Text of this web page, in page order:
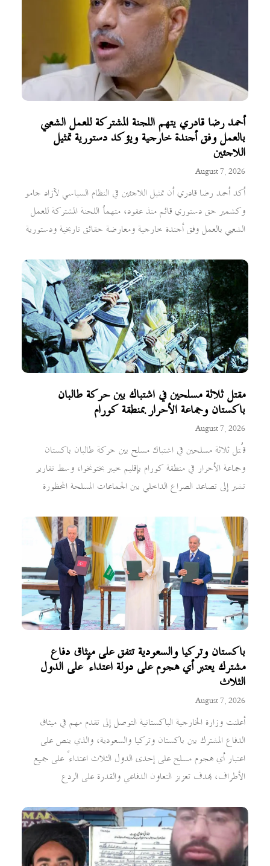
أحمد رضا قادري يتهم اللجنة المشتركة للعمل الشعبي
بالعمل وفق أجندة خارجية ويؤكد دستورية تمثيل
اللاجئين
August 7, 2026
أكد أحمد رضا قادري أن تمثيل اللاجئين في النظام السياسي لآزاد جامو
وكشمير حق دستوري قائم منذ عقود، متهماً اللجنة المشتركة للعمل
الشعبي بالعمل وفق أجندة خارجية ومعارضة حقائق تاريخية ودستورية
مقتل ثلاثة مسلحين في اشتباك بين حركة طالبان
باكستان وجماعة الأحرار بمنطقة كورام
August 7, 2026
قُتل ثلاثة مسلحين في اشتباك مسلح بين حركة طالبان باكستان
وجماعة الأحرار في منطقة كورام بإقليم خيبر بختونخوا، وسط تقارير
تشير إلى تصاعد الصراع الداخلي بين الجماعات المسلحة المحظورة
باكستان وتركيا والسعودية تتفق على ميثاق دفاع
مشترك يعتبر أي هجوم على دولة اعتداءً على الدول
الثلاث
August 7, 2026
أعلنت وزارة الخارجية الباكستانية التوصل إلى تقدم مهم في ميثاق
الدفاع المشترك بين باكستان وتركيا والسعودية، والذي ينص على
اعتبار أي هجوم مسلح على إحدى الدول الثلاث اعتداءً على جميع
الأطراف، بهدف تعزيز التعاون الدفاعي والقدرة على الردع